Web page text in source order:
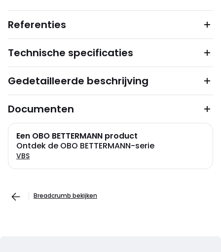
Referenties
Technische specificaties
Gedetailleerde beschrijving
Documenten
Een OBO BETTERMANN product
Ontdek de OBO BETTERMANN-serie
VBS
Breadcrumb bekijken